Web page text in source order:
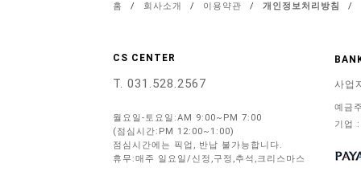
홈 / 회사소개 / 이용약관 / 개인정보처리방침 /
CS CENTER
T. 031.528.2567
월요일-토요일:AM 9:00~PM 7:00
(점심시간:PM 12:00~1:00)
점심시간에는 픽업, 반납 불가능합니다.
휴무:매주 일요일/신정,구정,추석,크리스마스
사업
예금
기업